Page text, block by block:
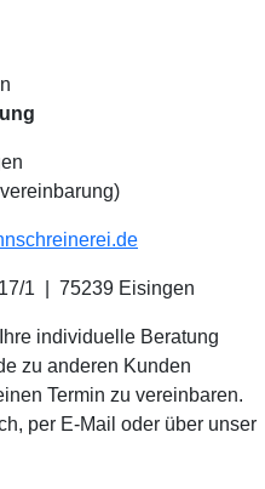
1 75239 Eisingen
individuelle Beratung
zu anderen Kunden
Termin zu vereinbaren.
per E-Mail oder über unser